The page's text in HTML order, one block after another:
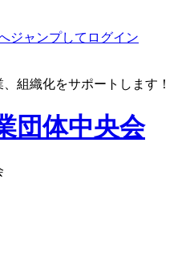
ジャンプしてログイン
組織化をサポートします！
団体中央会